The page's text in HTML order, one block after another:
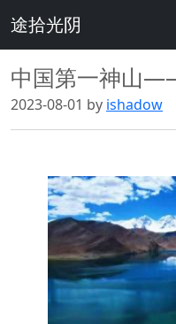
途拾光阴
中国第一神山
2023-08-01 by ishadow